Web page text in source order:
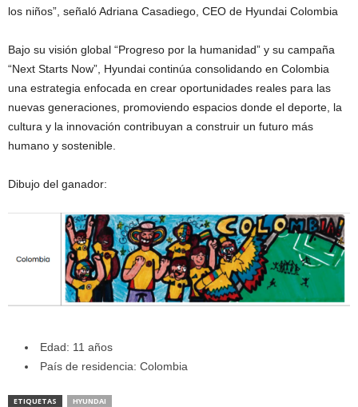
los niños”, señaló Adriana Casadiego, CEO de Hyundai Colombia
Bajo su visión global “Progreso por la humanidad” y su campaña
“Next Starts Now”, Hyundai continúa consolidando en Colombia
una estrategia enfocada en crear oportunidades reales para las
nuevas generaciones, promoviendo espacios donde el deporte, la
cultura y la innovación contribuyan a construir un futuro más
humano y sostenible.
Dibujo del ganador:
Edad: 11 años
País de residencia: Colombia
ETIQUETAS HYUNDAI